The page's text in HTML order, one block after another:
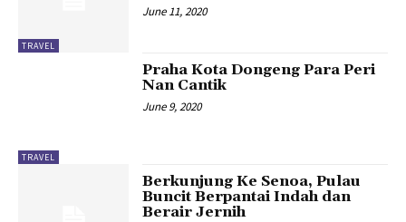
TRAVEL
June 11, 2020
TRAVEL
Praha Kota Dongeng Para Peri
Nan Cantik
June 9, 2020
Berkunjung Ke Senoa, Pulau
Buncit Berpantai Indah dan
Berair Jernih